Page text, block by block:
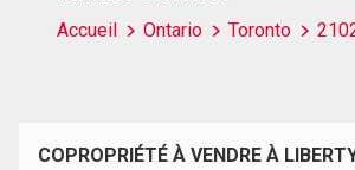
Accueil Ontario Toronto
COPROPRIÉTÉ À VENDRE À